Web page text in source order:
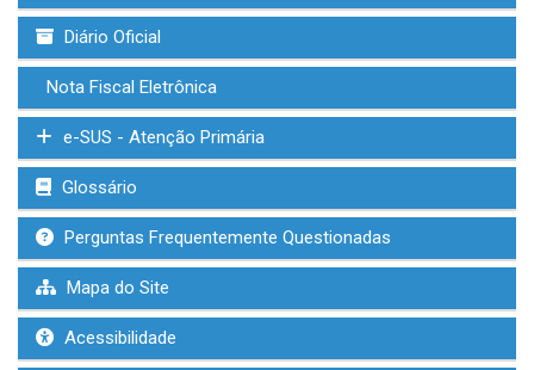
Diário Oficial
Nota Fiscal Eletrônica
e-SUS - Atenção Primária
Glossário
Perguntas Frequentemente Questionadas
Mapa do Site
Acessibilidade